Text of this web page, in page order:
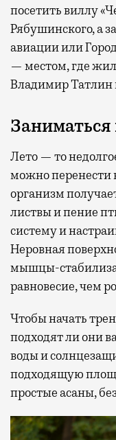
посетить виллу
Рябушинского, а
авиации или
— местом, где
Владимир Татлин
Заниматься
Лето — то
можно перенести
организм
листвы и пение
систему и
Неровная
мышцы-
равновесие, чем
Чтобы начать
подходят ли они
воды и
подходящую
простые асаны,